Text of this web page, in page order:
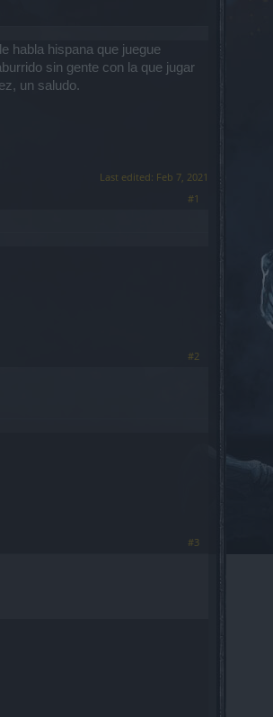
habla hispana que juegue
sin gente con la que jugar
un saludo.
Last edited: Feb 7, 2021
#1
#2
#3